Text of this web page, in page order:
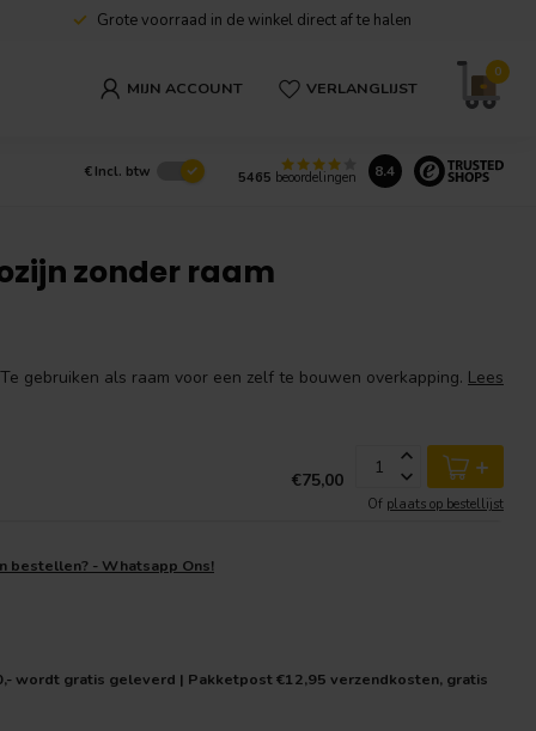
Grote voorraad in de winkel direct af te halen
MIJN ACCOUNT VERLANGLIJST
0
€ Incl. btw 5465 beoordelingen 8.4
zonder raam
gebruiken als raam voor een zelf te bouwen overkapping. Lees
€75,00 +
Of plaats op bestellijst
bestellen? - Whatsapp Ons!
wordt gratis geleverd | Pakketpost €12,95 verzendkosten, gratis